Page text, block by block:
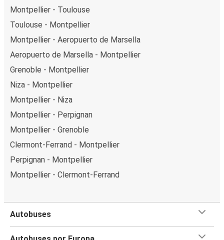
Montpellier - Toulouse
Toulouse - Montpellier
Montpellier - Aeropuerto de Marsella
Aeropuerto de Marsella - Montpellier
Grenoble - Montpellier
Niza - Montpellier
Montpellier - Niza
Montpellier - Perpignan
Montpellier - Grenoble
Clermont-Ferrand - Montpellier
Perpignan - Montpellier
Montpellier - Clermont-Ferrand
Autobuses